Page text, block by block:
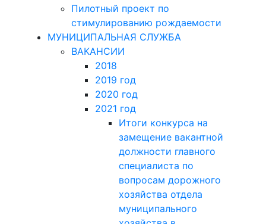
Пилотный проект по
стимулированию рождаемости
МУНИЦИПАЛЬНАЯ СЛУЖБА
ВАКАНСИИ
2018
2019 год
2020 год
2021 год
Итоги конкурса на
замещение вакантной
должности главного
специалиста по
вопросам дорожного
хозяйства отдела
муниципального